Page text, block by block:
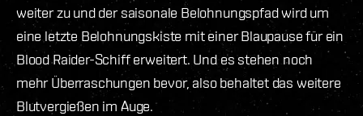
weiter zu und der saisonale Belohnungspfad wird um
eine letzte Belohnungskiste mit einer Blaupause für ein
Blood Raider-Schiff erweitert. Und es stehen noch
mehr Überraschungen bevor, also behaltet das weitere
Blutvergießen im Auge.